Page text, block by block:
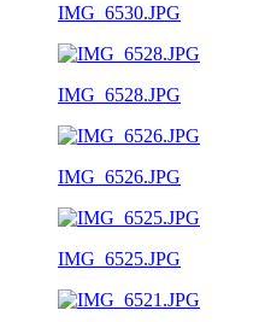
IMG_6530.JPG
IMG_6528.JPG
IMG_6526.JPG
IMG_6525.JPG